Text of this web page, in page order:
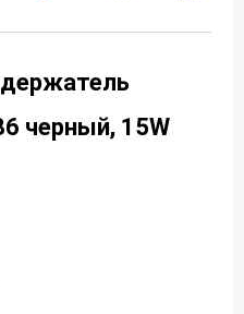
черный, 15W